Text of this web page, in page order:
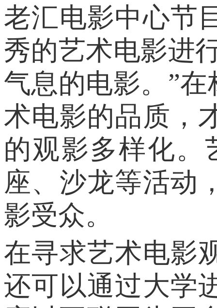
老汇电影中心节
秀的艺术电影进
气息的电影。”
术电影的品质，
的观影多样化。
座、沙龙等活动
影受众。
在寻求艺术电影
还可以通过大学